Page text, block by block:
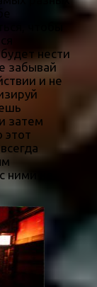
чтобы
нести
забывай
и не
затем
этот
ними не